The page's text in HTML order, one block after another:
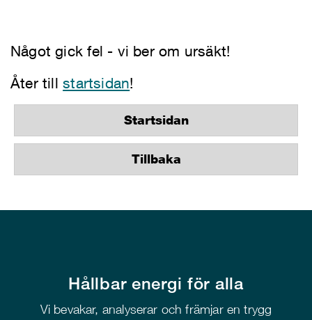
Något gick fel - vi ber om ursäkt!
Åter tillstartsidan!
Startsidan
Tillbaka
Hållbar energi för alla
Vi bevakar, analyserar och främjar en trygg